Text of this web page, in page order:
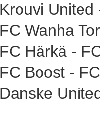
Krouvi United
FC Wanha
FC Härkä -
FC Boost -
Danske